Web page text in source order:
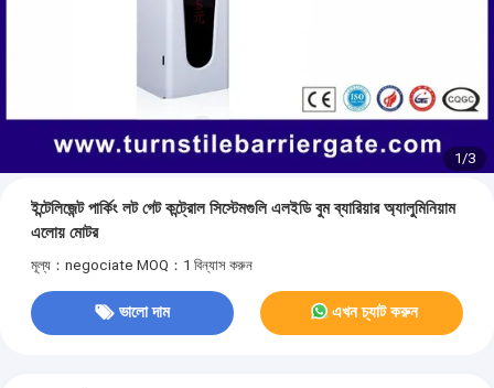
1/3
ইন্টেলিজেন্ট পার্কিং লট গেট কন্ট্রোল সিস্টেমগুলি এলইডি বুম ব্যারিয়ার অ্যালুমিনিয়াম
এলোয় মোটর
মূল্য：negociate MOQ：1 বিন্যাস করুন
ভালো দাম এখন চ্যাট করুন